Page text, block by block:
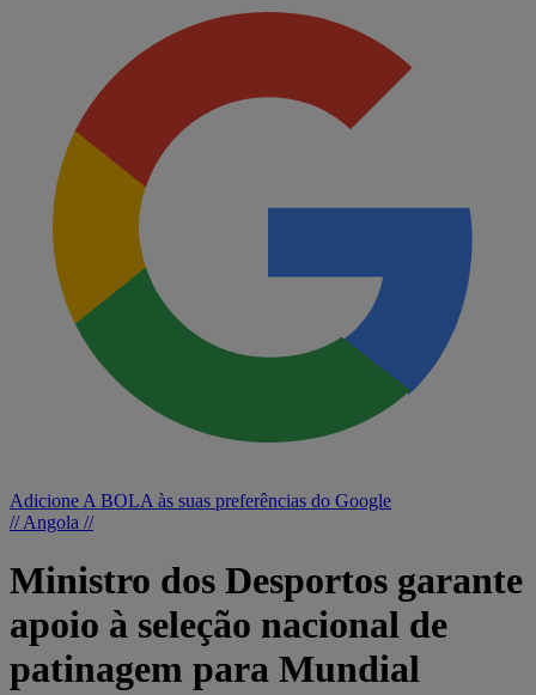
Adicione A BOLA às suas preferências do Google
// Angola //
Ministro dos Desportos garante
apoio à seleção nacional de
patinagem para Mundial